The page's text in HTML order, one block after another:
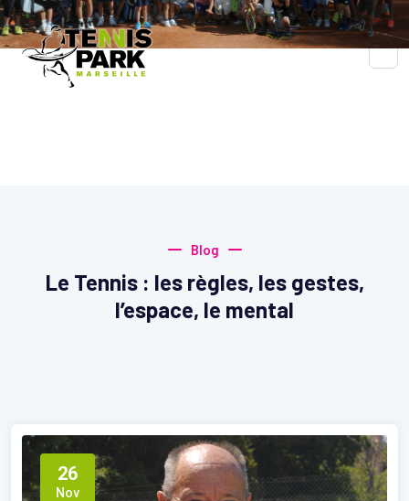
Blog
Le Tennis : les règles, les gestes,
l’espace, le mental
26
Nov